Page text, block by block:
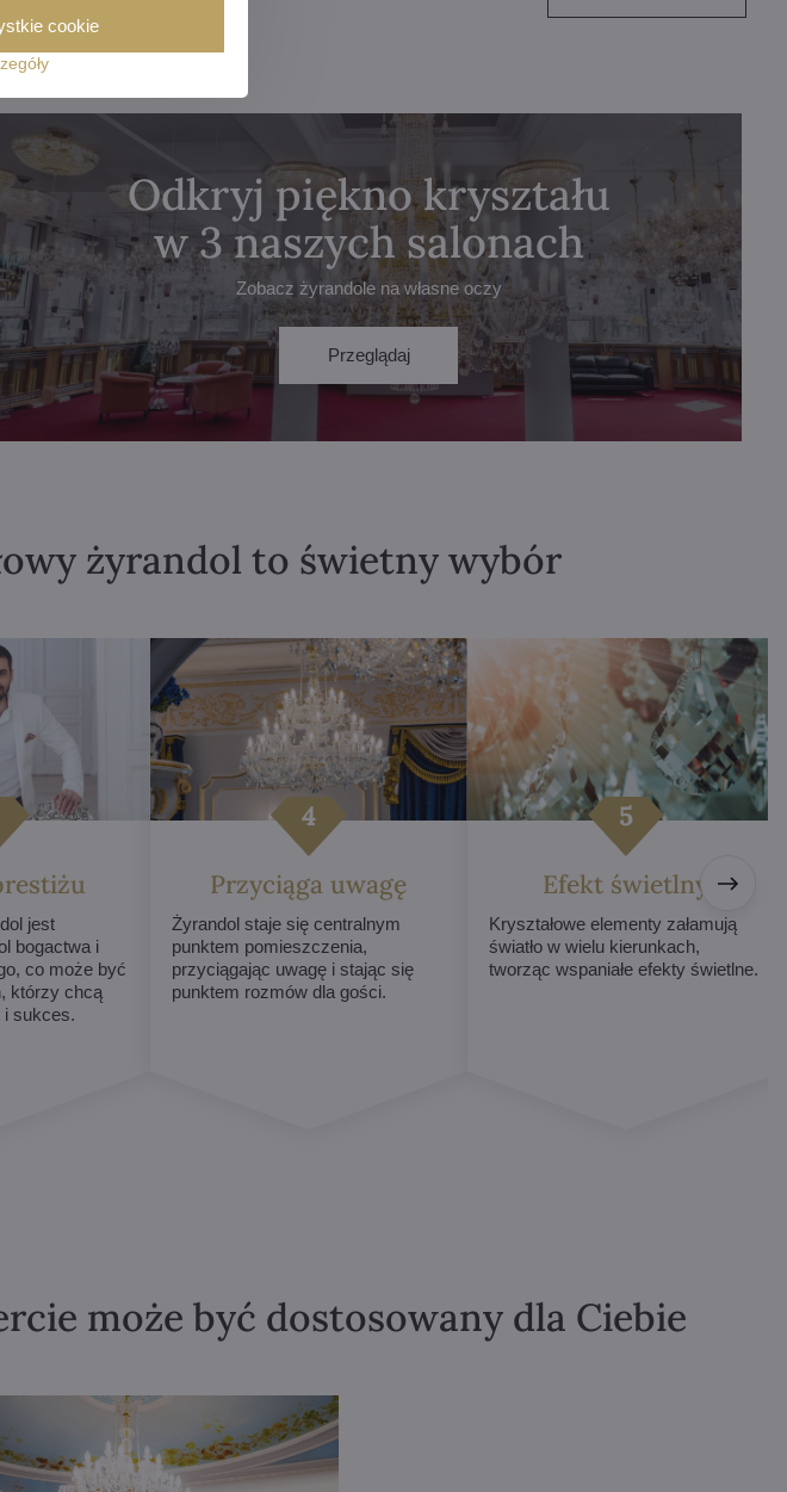
Odkryj piękno kryształu
w 3 naszych salonach
Zobacz żyrandole na własne oczy
Przeglądaj
żyrandol to świetny wybór
jest
bogactwa i
co może być
którzy chcą
i sukces.
Przyciąga uwagę
Żyrandol staje się centralnym
punktem pomieszczenia,
przyciągając uwagę i stając się
punktem rozmów dla gości.
Efekt świetlny
Kryształowe elementy załamują
światło w wielu kierunkach,
tworząc wspaniałe efekty świetlne.
może być dostosowany dla Ciebie
cookie